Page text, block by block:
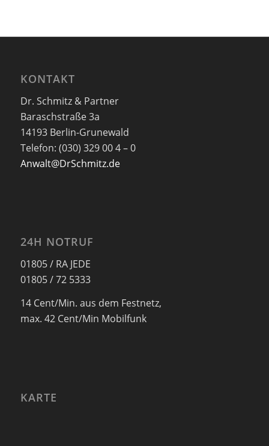
KONTAKT
Dr. Schmitz & Partner
Baraschstraße 3a
14193 Berlin-Grunewald
Telefon: (030) 329 00 4 – 0
Anwalt@DrSchmitz.de
24H NOTRUF
01805 / RA JEDE
01805 / 72 5333
14 Cent/Min. aus dem Festnetz,
max. 42 Cent/Min Mobilfunk
KARTE